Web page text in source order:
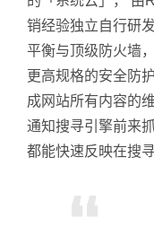
销经验独立自行研
平衡与顶级防火墙
更高规格的安全防
成网站所有内容的
通知搜寻引擎前来
都能快速反映在搜